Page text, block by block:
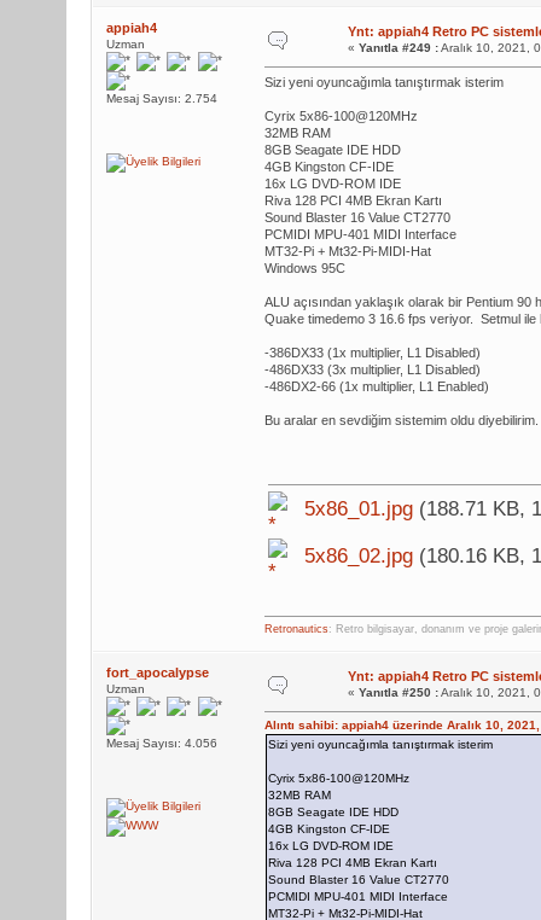
appiah4
Uzman
Mesaj Sayısı: 2.754
Ynt: appiah4 Retro PC
« Yanıtla #249 :Aralık 10, 2021,
Sizi yeni oyuncağımla tanıştırmak isterim
Cyrix 5x86-100@120MHz
32MB RAM
8GB Seagate IDE HDD
4GB Kingston CF-IDE
16x LG DVD-ROM IDE
Riva 128 PCI 4MB Ekran Kartı
Sound Blaster 16 Value CT2770
PCMIDI MPU-401 MIDI Interface
MT32-Pi + Mt32-Pi-MIDI-Hat
Windows 95C
ALU açısından yaklaşık olarak bir Pentium 90
Quake timedemo 3 16.6 fps veriyor. Setmul ile
-386DX33 (1x multiplier, L1 Disabled)
-486DX33 (3x multiplier, L1 Disabled)
-486DX2-66 (1x multiplier, L1 Enabled)
Bu aralar en sevdiğim sistemim oldu diyebilirim.
5x86_01.jpg (188.71 KB,
5x86_02.jpg (180.16 KB,
Retronautics: Retro bilgisayar, donanım ve proje
fort_apocalypse
Uzman
Mesaj Sayısı: 4.056
Ynt: appiah4 Retro PC
« Yanıtla #250 :Aralık 10, 2021,
Alıntı sahibi: appiah4 üzerinde Aralık 10,
Sizi yeni oyuncağımla tanıştırmak isterim
Cyrix 5x86-100@120MHz
32MB RAM
8GB Seagate IDE HDD
4GB Kingston CF-IDE
16x LG DVD-ROM IDE
Riva 128 PCI 4MB Ekran Kartı
Sound Blaster 16 Value CT2770
PCMIDI MPU-401 MIDI Interface
MT32-Pi + Mt32-Pi-MIDI-Hat